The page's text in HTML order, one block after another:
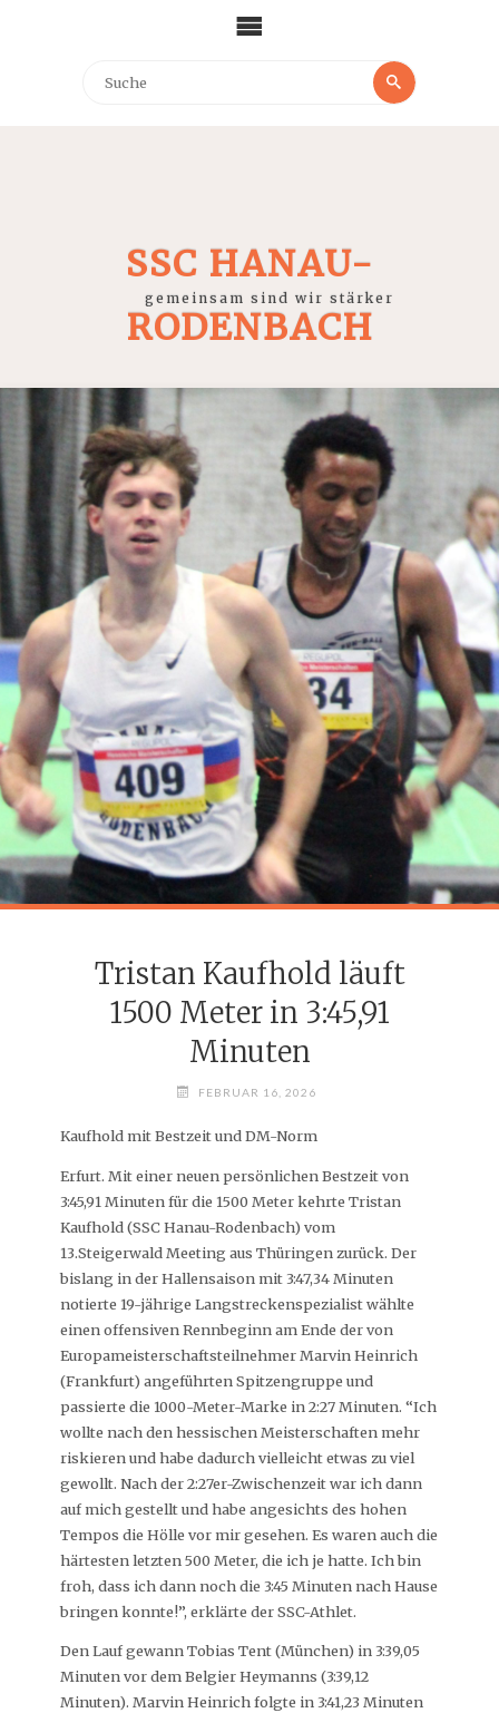
SSC HANAU-
RODENBACH
gemeinsam sind wir stärker
Tristan Kaufhold läuft
1500 Meter in 3:45,91
Minuten
FEBRUAR 16, 2026
Kaufhold mit Bestzeit und DM-Norm
Erfurt. Mit einer neuen persönlichen Bestzeit von
3:45,91 Minuten für die 1500 Meter kehrte Tristan
Kaufhold (SSC Hanau-Rodenbach) vom
13.Steigerwald Meeting aus Thüringen zurück. Der
bislang in der Hallensaison mit 3:47,34 Minuten
notierte 19-jährige Langstreckenspezialist wählte
einen offensiven Rennbeginn am Ende der von
Europameisterschaftsteilnehmer Marvin Heinrich
(Frankfurt) angeführten Spitzengruppe und
passierte die 1000-Meter-Marke in 2:27 Minuten. “Ich
wollte nach den hessischen Meisterschaften mehr
riskieren und habe dadurch vielleicht etwas zu viel
gewollt. Nach der 2:27er-Zwischenzeit war ich dann
auf mich gestellt und habe angesichts des hohen
Tempos die Hölle vor mir gesehen. Es waren auch die
härtesten letzten 500 Meter, die ich je hatte. Ich bin
froh, dass ich dann noch die 3:45 Minuten nach Hause
bringen konnte!”, erklärte der SSC-Athlet.
Den Lauf gewann Tobias Tent (München) in 3:39,05
Minuten vor dem Belgier Heymanns (3:39,12
Minuten). Marvin Heinrich folgte in 3:41,23 Minuten